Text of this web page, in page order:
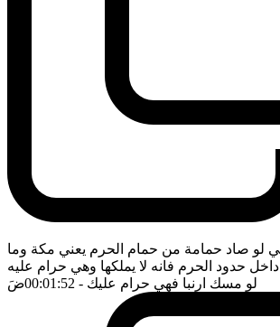
لو صاد حمامة من حمام الحرم يعني مكة وما
حدود الحرم فانه لا يملكها وهي حرام عليه
لو مسك ارنبا فهي حرام عليك - 00:01:52 ضَ